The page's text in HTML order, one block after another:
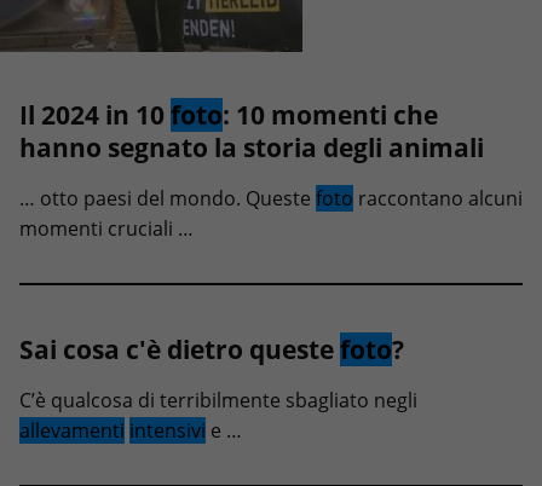
Il 2024 in 10 foto: 10 momenti che
hanno segnato la storia degli animali
… otto paesi del mondo. Queste foto raccontano alcuni
momenti cruciali …
Sai cosa c'è dietro questefoto?
C’è qualcosa di terribilmente sbagliato negli
allevamenti intensivi e …